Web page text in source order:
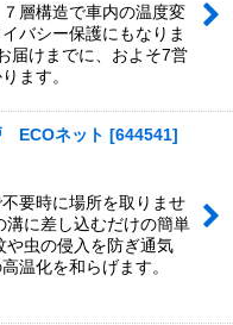
層構造で車内の温度変
バシー保護にもなりま
届けまでに、およそ7営
ます。
ECOネット [644541]
要時に場所を取りませ
溝に差し込むだけの簡単
や虫の侵入を防ぎ通気
温化を和らげます。